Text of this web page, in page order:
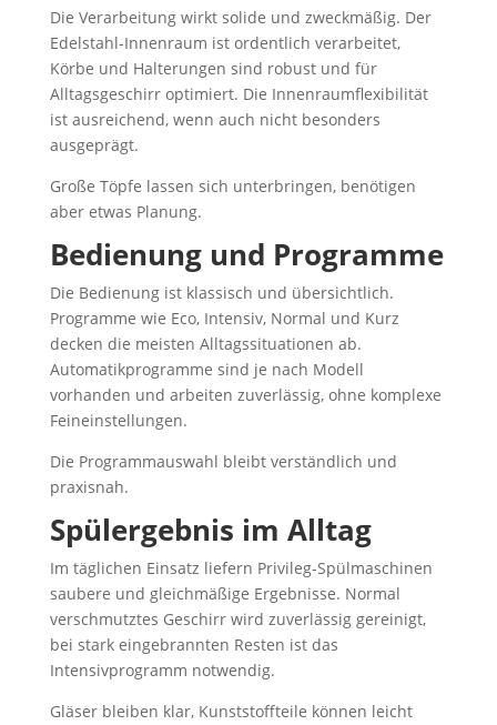
Die Verarbeitung wirkt solide und zweckmäßig. Der
Edelstahl-Innenraum ist ordentlich verarbeitet,
Körbe und Halterungen sind robust und für
Alltagsgeschirr optimiert. Die Innenraumflexibilität
ist ausreichend, wenn auch nicht besonders
ausgeprägt.
Große Töpfe lassen sich unterbringen, benötigen
aber etwas Planung.
Bedienung und Programme
Die Bedienung ist klassisch und übersichtlich.
Programme wie Eco, Intensiv, Normal und Kurz
decken die meisten Alltagssituationen ab.
Automatikprogramme sind je nach Modell
vorhanden und arbeiten zuverlässig, ohne komplexe
Feineinstellungen.
Die Programmauswahl bleibt verständlich und
praxisnah.
Spülergebnis im Alltag
Im täglichen Einsatz liefern Privileg-Spülmaschinen
saubere und gleichmäßige Ergebnisse. Normal
verschmutztes Geschirr wird zuverlässig gereinigt,
bei stark eingebrannten Resten ist das
Intensivprogramm notwendig.
Gläser bleiben klar, Kunststoffteile können leicht